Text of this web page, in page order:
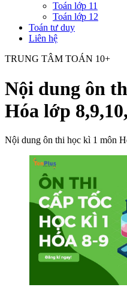
Toán lớp 11
Toán lớp 12
Toán tư duy
Liên hệ
TRUNG TÂM TOÁN 10+
Nội dung ôn
Hóa lớp
Nội dung ôn thi học kì 1 môn